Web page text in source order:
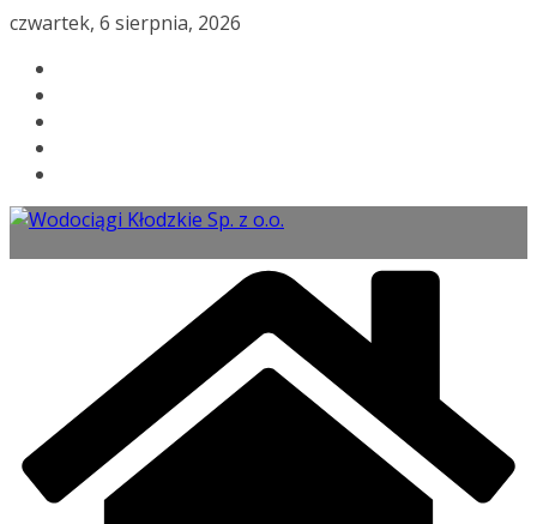
Przejdź
treści
czwartek, 6 sierpnia, 2026